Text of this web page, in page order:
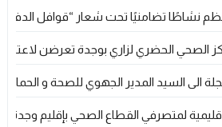
نشاطًا تضامنيًا تحت شعار “قوافل الدفء
الصحي الحضري لزاري بوجدة تعرضن
الى السيد المدير الجهوي للصحة و الحماية
لمتصرفي القطاع الصحي بإقليم وجدة